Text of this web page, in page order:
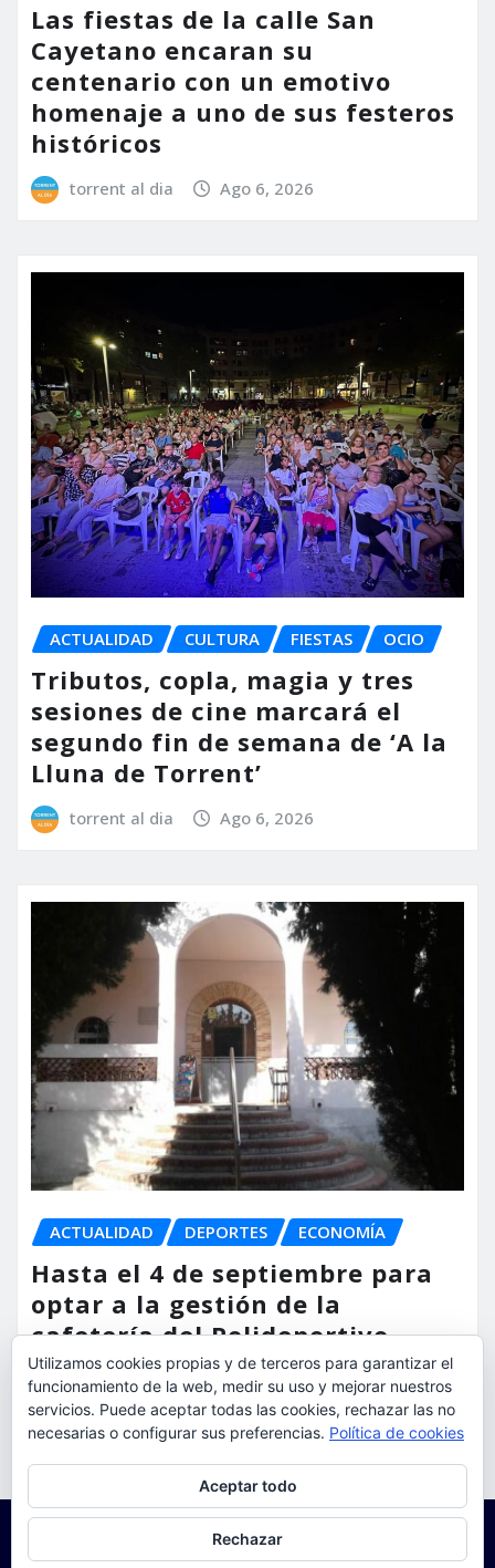
Las fiestas de la calle San
Cayetano encaran su
centenario con un emotivo
homenaje a uno de sus festeros
históricos
torrent al dia Ago 6, 2026
ACTUALIDAD CULTURA FIESTAS OCIO
Tributos, copla, magia y tres
sesiones de cine marcará el
segundo fin de semana de ‘A la
Lluna de Torrent’
torrent al dia Ago 6, 2026
ACTUALIDAD DEPORTES ECONOMÍA
Hasta el 4 de septiembre para
optar a la gestión de la
cafetería del Polideportivo
Anabel Medina de Torrent
torrent al dia Ago 6, 2026
Utilizamos cookies propias y de terceros para garantizar el
funcionamiento de la web, medir su uso y mejorar nuestros
servicios. Puede aceptar todas las cookies, rechazar las no
necesarias o configurar sus preferencias. Política de cookies
Aceptar todo
Rechazar
Para obtener más información, incluido cómo gestionar las cookies,